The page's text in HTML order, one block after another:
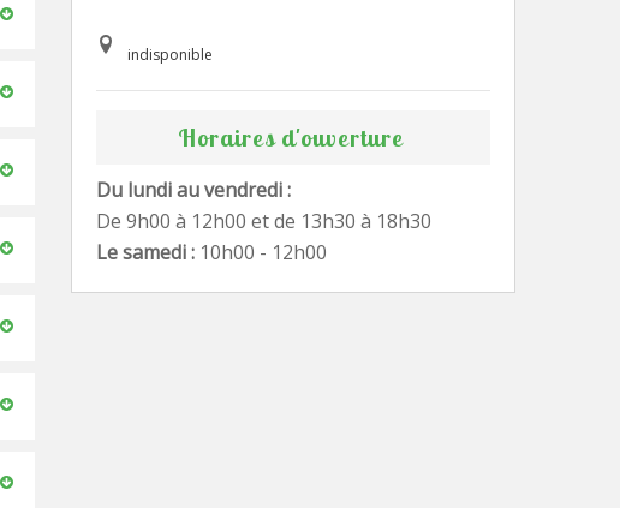
indisponible
Horaires d'ouverture
Du lundi au vendredi :
De 9h00 à 12h00 et de 13h30 à 18h30
Le samedi : 10h00 - 12h00